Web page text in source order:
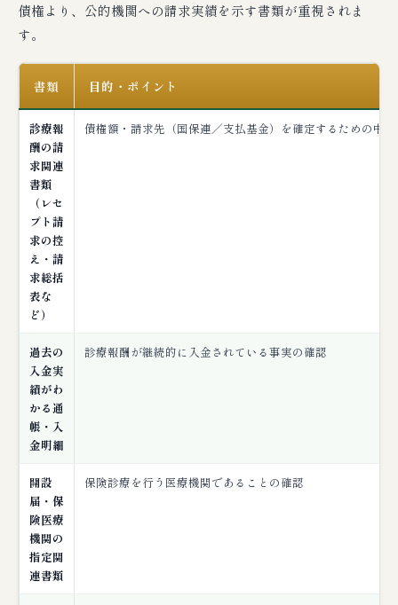
債権より、公的機関への請求実績を示す書類が重視されま
す。
書類 目的・ポイント
診療報
酬の請
求関連
書類
（レセ
プト請
求の控
え・請
求総括
表な
ど）
債権額・請求先（国保連／支払基金）を確定するための中
過去の
入金実
績がわ
かる通
帳・入
金明細
診療報酬が継続的に入金されている事実の確認
開設
届・保
険医療
機関の
指定関
連書類
保険診療を行う医療機関であることの確認